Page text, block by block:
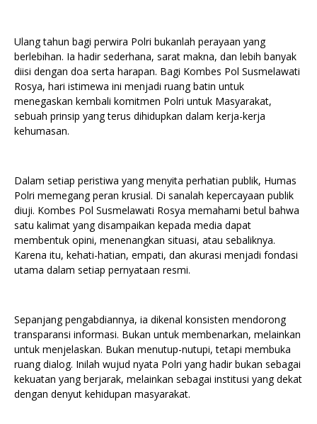
Ulang tahun bagi perwira Polri bukanlah perayaan yang
berlebihan. Ia hadir sederhana, sarat makna, dan lebih banyak
diisi dengan doa serta harapan. Bagi Kombes Pol Susmelawati
Rosya, hari istimewa ini menjadi ruang batin untuk
menegaskan kembali komitmen Polri untuk Masyarakat,
sebuah prinsip yang terus dihidupkan dalam kerja-kerja
kehumasan.
Dalam setiap peristiwa yang menyita perhatian publik, Humas
Polri memegang peran krusial. Di sanalah kepercayaan publik
diuji. Kombes Pol Susmelawati Rosya memahami betul bahwa
satu kalimat yang disampaikan kepada media dapat
membentuk opini, menenangkan situasi, atau sebaliknya.
Karena itu, kehati-hatian, empati, dan akurasi menjadi fondasi
utama dalam setiap pernyataan resmi.
Sepanjang pengabdiannya, ia dikenal konsisten mendorong
transparansi informasi. Bukan untuk membenarkan, melainkan
untuk menjelaskan. Bukan menutup-nutupi, tetapi membuka
ruang dialog. Inilah wujud nyata Polri yang hadir bukan sebagai
kekuatan yang berjarak, melainkan sebagai institusi yang dekat
dengan denyut kehidupan masyarakat.